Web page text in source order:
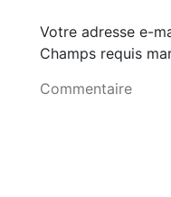
Votre adresse e-
Champs requis
Commentaire